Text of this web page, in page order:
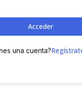
Acceder
una cuenta?